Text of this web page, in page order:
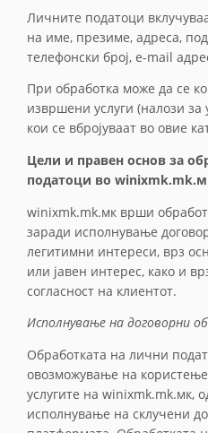
Личните податоци
на име, презиме, адреса,
телефонски број, e-mail
При обработка може да се
извршени услуги (налози за
кои се вбројуваат во овие
Цели и правен основ за
податоци во
winixmk.mk.мк врши
заради исполнување
легитимни интереси, врз
или јавен интерес, како и
согласност на клиентот.
Исполнување на договорни
Обработката на лични
овозможување на
услугите на winixmk.mk.мк,
исполнување на склучени